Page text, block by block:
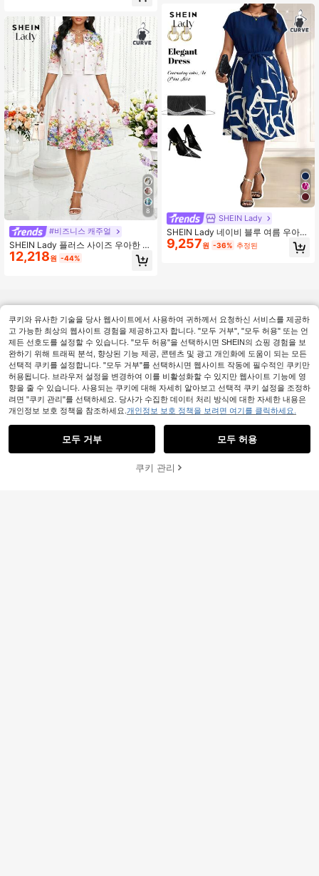
8
#비즈니스 캐주얼
SHEIN Lady 플러스 사이즈 우아한 꽃
무늬 크롭탑 및 드레스 2피스 세트
12,218원 -44%
SHEIN Lady
SHEIN Lady 네이비 블루 여름 우아한
플러스 사이즈 여성 드레스, 티 파티
휴가 보헤미안 프린트 라운드 넥 배트
9,257원 -36% 추정된
43% 할인!
쿠키와 유사한 기술을 당사 웹사이트에서 사용하여 귀하께서 요청하신 서비스를 제공하
고 가능한 최상의 웹사이트 경험을 제공하고자 합니다. "모두 거부", "모두 허용" 또는 언
제든 선호도를 설정할 수 있습니다. "모두 허용"을 선택하시면 SHEIN의 쇼핑 경험을 보
완하기 위해 트래픽 분석, 향상된 기능 제공, 콘텐츠 및 광고 개인화에 도움이 되는 모든
선택적 쿠키를 설정합니다. "모두 거부"를 선택하시면 웹사이트 작동에 필수적인 쿠키만
허용됩니다. 브라우저 설정을 변경하여 이를 비활성화할 수 있지만 웹사이트 기능에 영
향을 줄 수 있습니다. 사용되는 쿠키에 대해 자세히 알아보고 선택적 쿠키 설정을 조정하
려면 "쿠키 관리"를 선택하세요. 당사가 수집한 데이터 처리 방식에 대한 자세한 내용은
개인정보 보호 정책을 참조하세요. 개인정보 보호 정책을 보려면 여기를 클릭하세요.
모두 거부 모두 허용
쿠키 관리